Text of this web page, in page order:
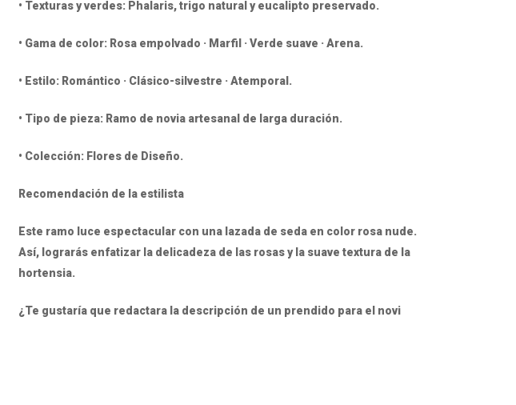
• Texturas y verdes: Phalaris, trigo natural y eucalipto preservado.
• Gama de color: Rosa empolvado · Marfil · Verde suave · Arena.
• Estilo: Romántico · Clásico-silvestre · Atemporal.
• Tipo de pieza: Ramo de novia artesanal de larga duración.
• Colección: Flores de Diseño.
Recomendación de la estilista
Este ramo luce espectacular con una lazada de seda en color rosa nude.
Así, lograrás enfatizar la delicadeza de las rosas y la suave textura de la
hortensia.
¿Te gustaría que redactara la descripción de un prendido para el novi